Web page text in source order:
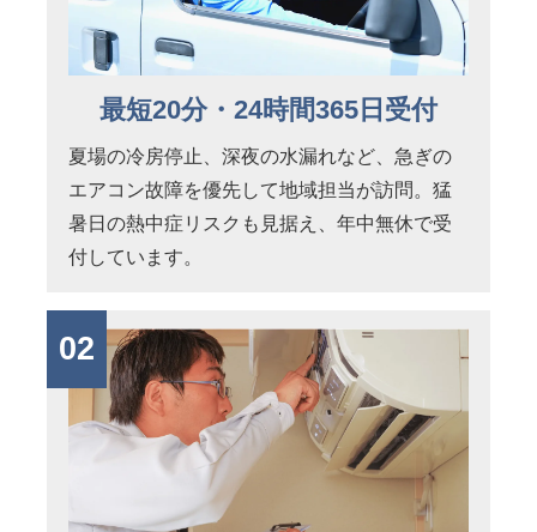
最短20分・24時間365日受付
夏場の冷房停止、深夜の水漏れなど、急ぎの
エアコン故障を優先して地域担当が訪問。猛
暑日の熱中症リスクも見据え、年中無休で受
付しています。
02